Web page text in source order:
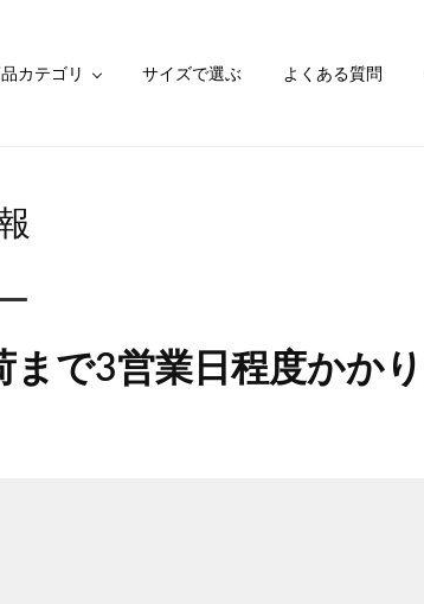
カテゴリ サイズで選ぶ よくある質問
で3営業日程度かかり